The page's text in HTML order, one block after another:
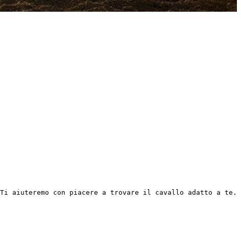
con piacere a trovare il cavallo adatto a te.